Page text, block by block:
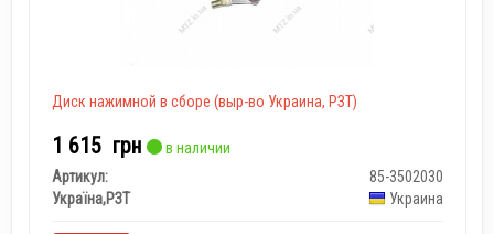
Диск нажимной в сборе (выр-во Украина, РЗТ)
1 615 грн
в наличии
Артикул:
85-3502030
Україна,РЗТ
Украина